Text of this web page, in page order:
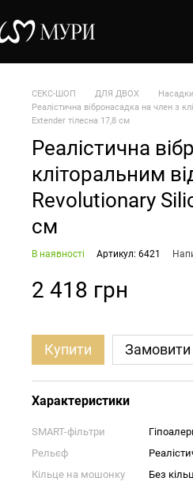
СЕКС-ШОП ДЛЯ ДВОХ Насадки
Реалістична вібронасадка на член з
Extender тілесна 17,8 см
Реалістична
кліторальним
Revolutionary
см
В наявності Артикул: 6421
2 418 грн
Купити
Характеристики
SMART-фільтри
Рельєф
Кільце на мошонку
Без